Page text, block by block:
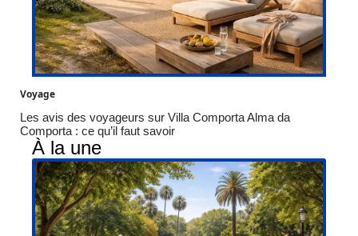
Voyage
Les avis des voyageurs sur Villa Comporta Alma da
Comporta : ce qu’il faut savoir
À la une